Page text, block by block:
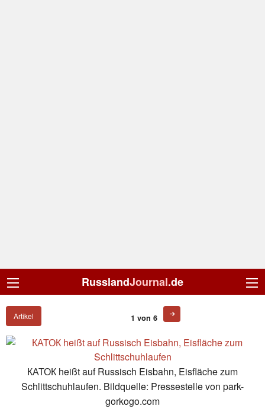
RusslandJournal.de
Artikel 1 von 6
КАТОК heißt auf Russisch Eisbahn, Eisfläche zum
Schlittschuhlaufen. Bildquelle: Pressestelle von park-
gorkogo.com